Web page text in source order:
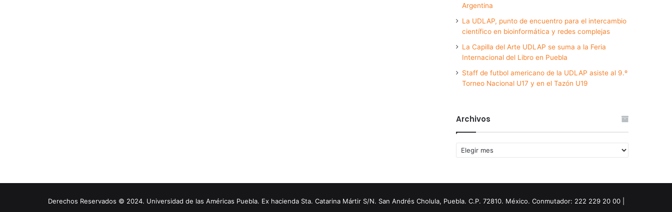
Argentina
La UDLAP, punto de encuentro para el intercambio
científico en bioinformática y redes complejas
La Capilla del Arte UDLAP se suma a la Feria
Internacional del Libro en Puebla
Staff de futbol americano de la UDLAP asiste al 9.º
Torneo Nacional U17 y en el Tazón U19
Archivos
Archivos
Derechos Reservados © 2024. Universidad de las Américas Puebla. Ex hacienda Sta. Catarina Mártir S/N. San Andrés Cholula, Puebla. C.P. 72810. México. Conmutador: 222 229 20 00 |